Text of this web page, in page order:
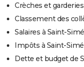
Crèches et
Classement des
Salaires à Saint-
Impôts à Saint-
Dette et budget de